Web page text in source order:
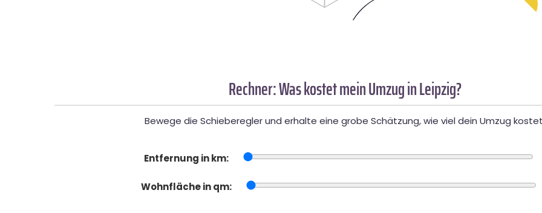
Rechner: Was kostet mein Umzug in Leipzig?
Bewege die Schieberegler und erhalte eine grobe Schätzung, wie viel dein Umzug
Entfernung in km:
Wohnfläche in qm: